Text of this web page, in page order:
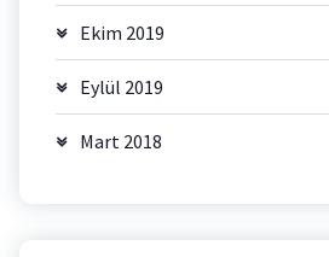
Ekim 2019
Eylül 2019
Mart 2018